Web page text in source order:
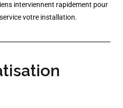
interviennent rapidement pour
votre installation.